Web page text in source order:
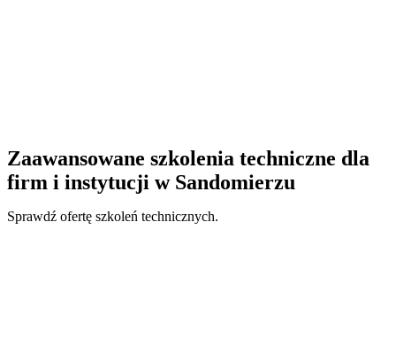
Zaawansowane szkolenia techniczne dla
firm i instytucji w Sandomierzu
Sprawdź ofertę szkoleń technicznych.